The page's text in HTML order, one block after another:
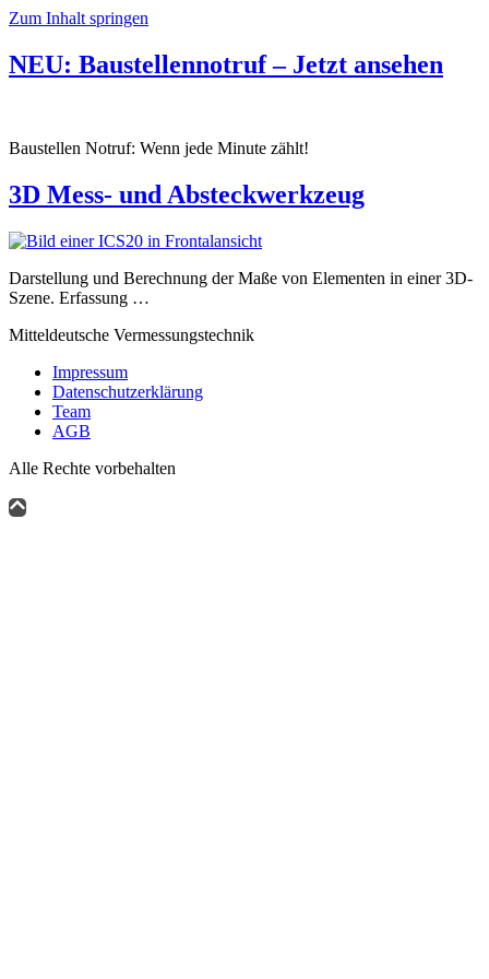
Zum Inhalt springen
NEU: Baustellennotruf – Jetzt ansehen
Baustellen Notruf: Wenn jede Minute zählt!
3D Mess- und Absteckwerkzeug
Darstellung und Berechnung der Maße von Elementen in einer 3D-
Szene. Erfassung …
Mitteldeutsche Vermessungstechnik
Impressum
Datenschutzerklärung
Team
AGB
Alle Rechte vorbehalten